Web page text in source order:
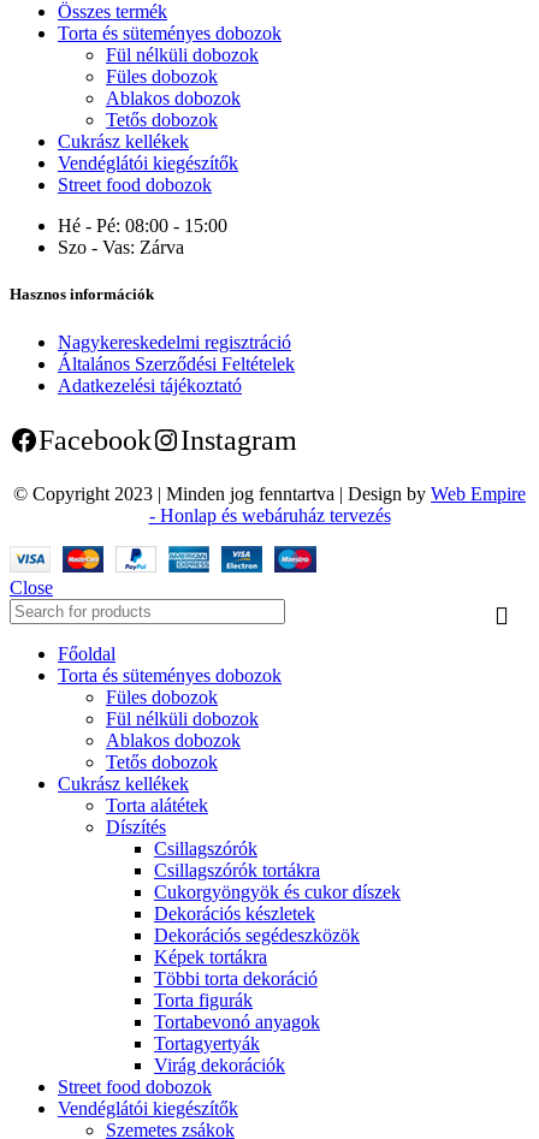
Összes termék
Torta és süteményes dobozok
Fül nélküli dobozok
Füles dobozok
Ablakos dobozok
Tetős dobozok
Cukrász kellékek
Vendéglátói kiegészítők
Street food dobozok
Hé - Pé: 08:00 - 15:00
Szo - Vas: Zárva
Hasznos információk
Nagykereskedelmi regisztráció
Általános Szerződési Feltételek
Adatkezelési tájékoztató
Facebook Instagram
© Copyright 2023 | Minden jog fenntartva | Design by Web Empire
- Honlap és webáruház tervezés
Close
Főoldal
Torta és süteményes dobozok
Füles dobozok
Fül nélküli dobozok
Ablakos dobozok
Tetős dobozok
Cukrász kellékek
Torta alátétek
Díszítés
Csillagszórók
Csillagszórók tortákra
Cukorgyöngyök és cukor díszek
Dekorációs készletek
Dekorációs segédeszközök
Képek tortákra
Többi torta dekoráció
Torta figurák
Tortabevonó anyagok
Tortagyertyák
Virág dekorációk
Street food dobozok
Vendéglátói kiegészítők
Szemetes zsákok